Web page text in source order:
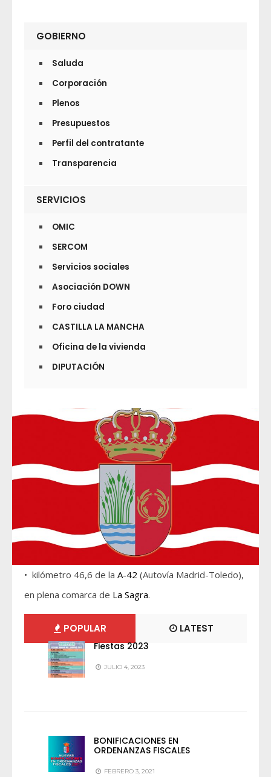
GOBIERNO
Saluda
Corporación
Plenos
Presupuestos
Perfil del contratante
Transparencia
SERVICIOS
OMIC
SERCOM
Servicios sociales
Asociación DOWN
Foro ciudad
CASTILLA LA MANCHA
Oficina de la vivienda
DIPUTACIÓN
• kilómetro 46,6 de la A-42 (Autovía Madrid-Toledo),
en plena comarca de La Sagra.
POPULAR LATEST
Fiestas 2023
JULIO 4, 2023
BONIFICACIONES EN
ORDENANZAS FISCALES
FEBRERO 3, 2021